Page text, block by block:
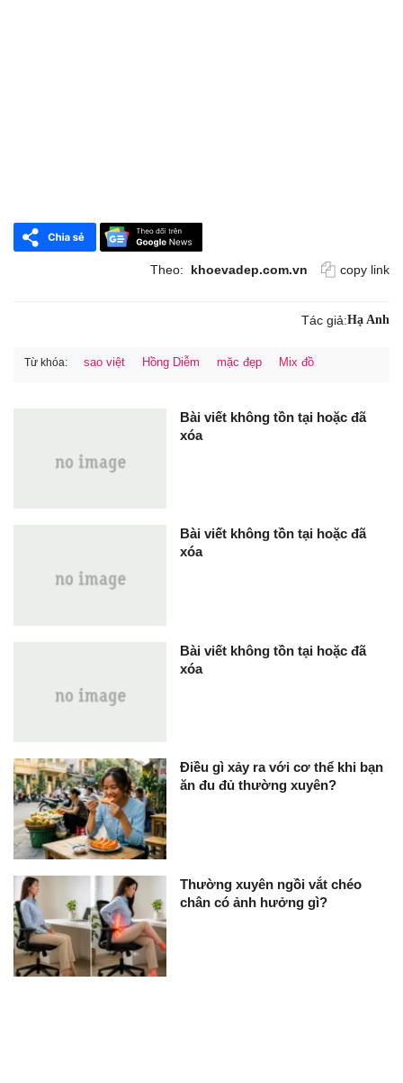
Theo: khoevadep.com.vn copy link
Tác giả:Hạ Anh
Từ khóa: sao việt Hồng Diễm mặc đẹp Mix đồ
Bài viết không tồn tại hoặc đã
xóa
Bài viết không tồn tại hoặc đã
xóa
Bài viết không tồn tại hoặc đã
xóa
Điều gì xảy ra với cơ thể khi bạn
ăn đu đủ thường xuyên?
Thường xuyên ngồi vắt chéo
chân có ảnh hưởng gì?